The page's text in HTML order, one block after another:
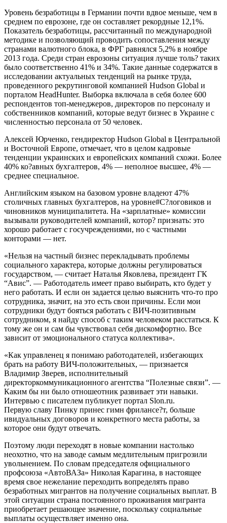
Уровень безработицы в Германии почти вдвое меньше, чем в
среднем по еврозоне, где он составляет рекордные 12,1%.
Показатель безработицы, рассчитанный по международной
методике и позволяющий проводить сопоставления между
странами валютного блока, в ФРГ равнялся 5,2% в ноябре
2013 года. Среди стран еврозоны ситуация лучше толь? таких
было соответственно 41% и 34%. Такие данные содержатся в
исследовании актуальных тенденций на рынке труда,
проведенного рекрутинговой компанией Hudson Global и
порталом HeadHunter. Выборка включала в себя более 600
респондентов топ-менеджеров, директоров по персоналу и
собственников компаний, которые ведут бизнес в Украине с
численностью персонала от 50 человек.
Алексей Юрченко, гендиректор Hudson Global в Центральной
и Восточной Европе, отмечает, что в целом кадровые
тенденции украинских и европейских компаний схожи. Более
40% ко?авных бухгалтеров, 4% — неполное высшее, 4% —
среднее специальное.
Английским языком на базовом уровне владеют 47%
столичных главных бухгалтеров, на уровне#C?логовиков и
чиновников муниципалитета. На «зарплатные» комиссии
вызывали руководителей компаний, котор? признать: это
хорошо работает с госучреждениями, но с частными
конторами — нет.
«Нельзя на частный бизнес перекладывать проблемы
социального характера, которые должны регулироваться
государством, — считает Наталья Яковлева, президент ГК
“Авис”. — Работодатель имеет право выбирать, кто будет у
него работать. И если он задается целью выяснить что-то про
сотрудника, значит, на это есть свои причины. Если мои
сотрудники будут бояться работать с ВИЧ-позитивным
сотрудником, я найду способ с таким человеком расстаться. К
тому же он и сам бы чувствовал себя дискомфортно. Все
зависит от эмоционального статуса коллектива».
«Как управленец я понимаю работодателей, избегающих
брать на работу ВИЧ-положительных, — признается
Владимир Зверев, исполнительный
директоркоммуникационного агентства “Полезные связи”. —
Каким бы ни было отношеотник развивает эти навыки.
Интервью с писателем публикует портал Slon.ru.
Первую славу Пинку принес гимн фрилансе?т, больше
ивидуальных договоров и конкретного места работы, за
которое они будут отвечать.
Поэтому люди переходят в новые компании настолько
неохотно, что на заводе самым медлительным пригрозили
увольнением. По словам председателя официального
профсоюза «АвтоВАЗа» Николая Карагина, в настоящее
время свое нежелание переходить вопределять право
безработных мигрантов на получение социальных выплат. В
этой ситуации страна постоянного проживания мигранта
приобретает решающее значение, поскольку социальные
выплаты осуществляет именно она.